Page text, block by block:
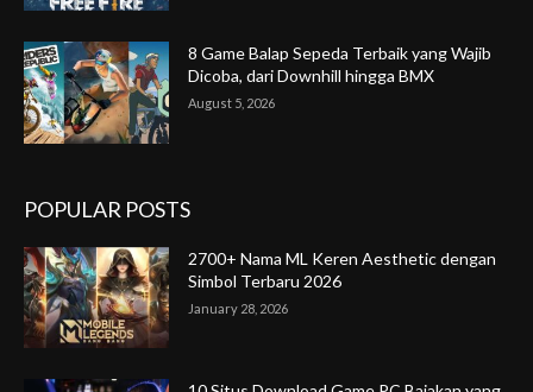
8 Game Balap Sepeda Terbaik yang Wajib
Dicoba, dari Downhill hingga BMX
August 5, 2026
POPULAR POSTS
2700+ Nama ML Keren Aesthetic dengan
Simbol Terbaru 2026
January 28, 2026